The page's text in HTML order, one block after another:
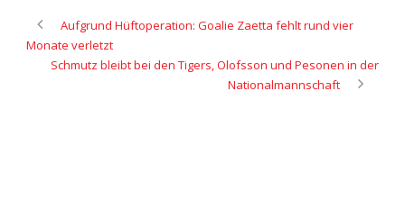
Aufgrund Hüftoperation: Goalie Zaetta fehlt rund vier
Monate verletzt
Schmutz bleibt bei den Tigers, Olofsson und Pesonen in der
Nationalmannschaft